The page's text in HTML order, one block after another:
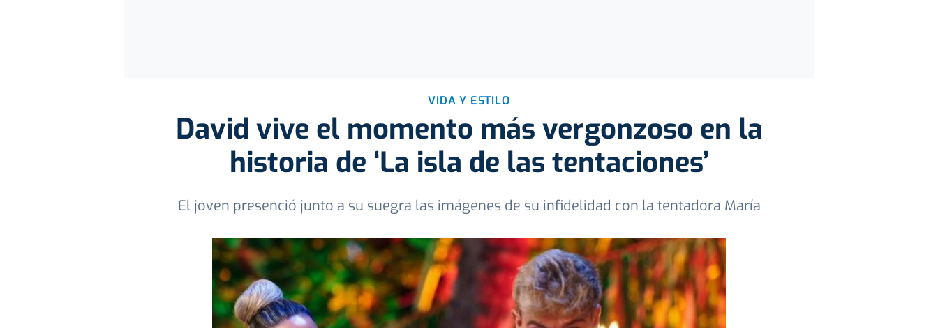
VIDA Y ESTILO
David vive el momento más vergonzoso en la
historia de ‘La isla de las tentaciones’
El joven presenció junto a su suegra las imágenes de su infidelidad con la tentadora María